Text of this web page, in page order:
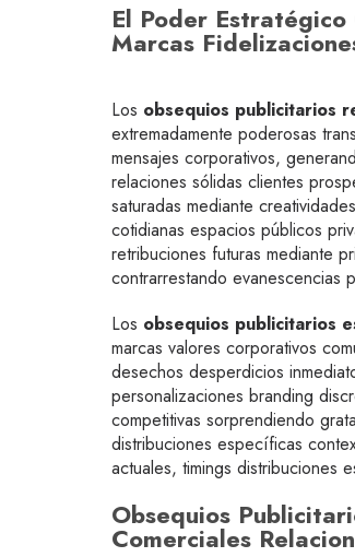
El Poder
Marcas
Los obsequios publicitarios
extremadamente poderosas
mensajes corporativos,
relaciones sólidas clientes
saturadas mediante
cotidianas espacios públicos
retribuciones futuras mediante
contrarrestando evanescencias
Los obsequios publicitarios
marcas valores corporativos
desechos desperdicios
personalizaciones branding
competitivas sorprendiendo
distribuciones específicas
actuales, timings distribuciones
Obsequios
Comerciales